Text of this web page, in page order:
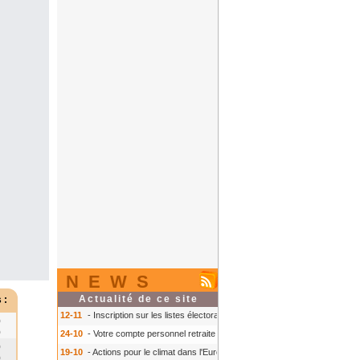
NEWS
Actualité de ce site
12-11 - Inscription sur les listes électorales : comment faire ?
24-10 - Votre compte personnel retraite sur info-retraite.fr
19-10 - Actions pour le climat dans l'Europe
: